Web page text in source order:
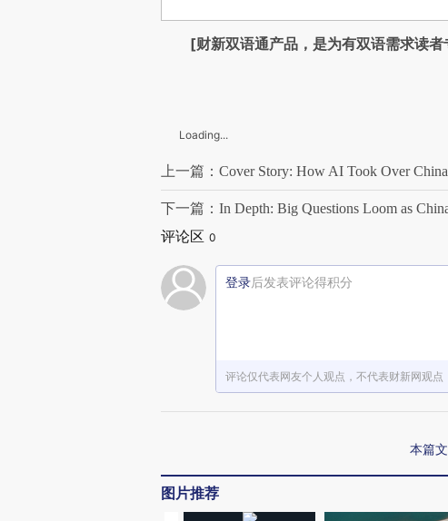
[财新双语通产品，是为有双语需求读者
Loading...
上一篇：Cover Story: How AI Took Over
下一篇：In Depth: Big Questions Loom as
评论区 0
登录后发表评论得积分
评论仅代表网友个人观点，不代表财新网观点
本篇
图片推荐